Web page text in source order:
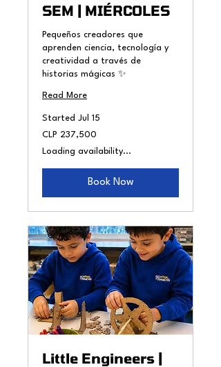
SEM | MIÉRCOLES
Pequeños creadores que
aprenden ciencia, tecnología y
creatividad a través de
historias mágicas ✨
Read More
Started Jul 15
237,500
Chilean
pesos
CLP 237,500
Loading availability...
Book Now
Little Engineers |